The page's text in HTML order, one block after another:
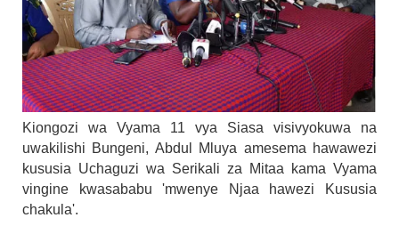
OSCAR ASSENGA-Aug 06 2026
Kiongozi wa Vyama 11 vya Siasa visivyokuwa na
uwakilishi Bungeni, Abdul Mluya amesema hawawezi
kususia Uchaguzi wa Serikali za Mitaa kama Vyama
vingine kwasababu 'mwenye Njaa hawezi Kususia
chakula'.